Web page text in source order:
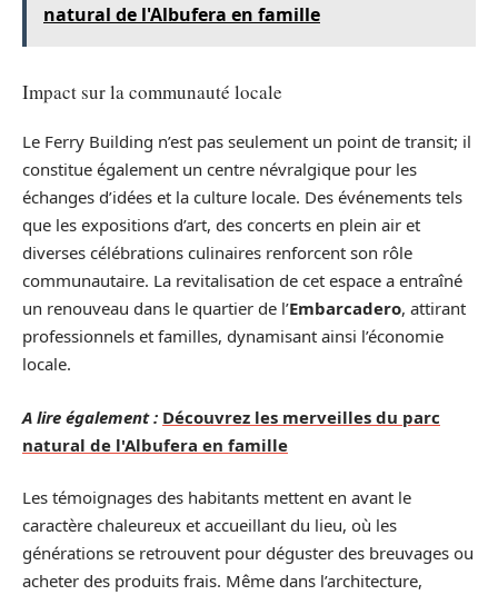
natural de l'Albufera en famille
Impact sur la communauté locale
Le Ferry Building n’est pas seulement un point de transit; il
constitue également un centre névralgique pour les
échanges d’idées et la culture locale. Des événements tels
que les expositions d’art, des concerts en plein air et
diverses célébrations culinaires renforcent son rôle
communautaire. La revitalisation de cet espace a entraîné
un renouveau dans le quartier de l’Embarcadero, attirant
professionnels et familles, dynamisant ainsi l’économie
locale.
A lire également : Découvrez les merveilles du parc
natural de l'Albufera en famille
Les témoignages des habitants mettent en avant le
caractère chaleureux et accueillant du lieu, où les
générations se retrouvent pour déguster des breuvages ou
acheter des produits frais. Même dans l’architecture,